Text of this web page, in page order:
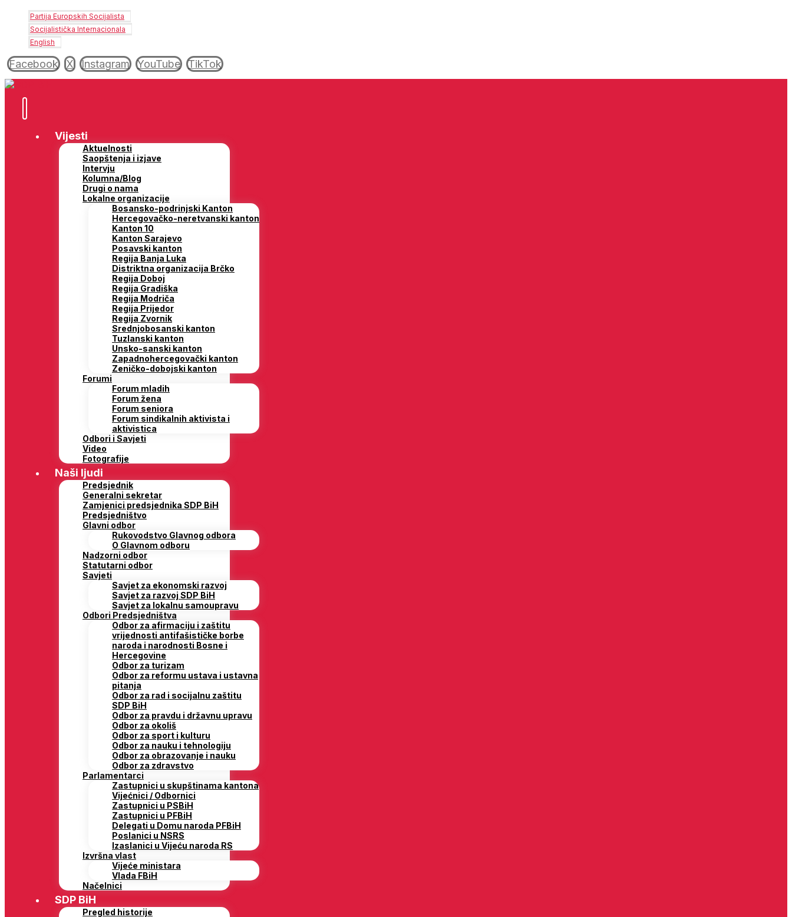
Partija Europskih Socijalista
Socijalistička Internacionala
English
Facebook X Instagram YouTube TikTok
Vijesti
Aktuelnosti
Saopštenja i izjave
Intervju
Kolumna/Blog
Drugi o nama
Lokalne organizacije
Bosansko-podrinjski Kanton
Hercegovačko-neretvanski kanton
Kanton 10
Kanton Sarajevo
Posavski kanton
Regija Banja Luka
Distriktna organizacija Brčko
Regija Doboj
Regija Gradiška
Regija Modriča
Regija Prijedor
Regija Zvornik
Srednjobosanski kanton
Tuzlanski kanton
Unsko-sanski kanton
Zapadnohercegovački kanton
Zeničko-dobojski kanton
Forumi
Forum mladih
Forum žena
Forum seniora
Forum sindikalnih aktivista i
aktivistica
Odbori i Savjeti
Video
Fotografije
Naši ljudi
Predsjednik
Generalni sekretar
Zamjenici predsjednika SDP BiH
Predsjedništvo
Glavni odbor
Rukovodstvo Glavnog odbora
O Glavnom odboru
Nadzorni odbor
Statutarni odbor
Savjeti
Savjet za ekonomski razvoj
Savjet za razvoj SDP BiH
Savjet za lokalnu samoupravu
Odbori Predsjedništva
Odbor za afirmaciju i zaštitu
vrijednosti antifašističke borbe
naroda i narodnosti Bosne i
Hercegovine
Odbor za turizam
Odbor za reformu ustava i ustavna
pitanja
Odbor za rad i socijalnu zaštitu
SDP BiH
Odbor za pravdu i državnu upravu
Odbor za okoliš
Odbor za sport i kulturu
Odbor za nauku i tehnologiju
Odbor za obrazovanje i nauku
Odbor za zdravstvo
Parlamentarci
Zastupnici u skupštinama kantona
Vijećnici / Odbornici
Zastupnici u PSBiH
Zastupnici u PFBiH
Delegati u Domu naroda PFBiH
Poslanici u NSRS
Izaslanici u Vijeću naroda RS
Izvršna vlast
Vijeće ministara
Vlada FBiH
Načelnici
SDP BiH
Pregled historije